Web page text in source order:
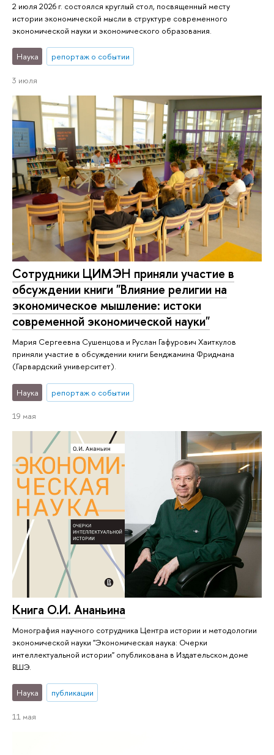
2 июля 2026 г. состоялся круглый стол, посвященный месту
истории экономической мысли в структуре современного
экономической науки и экономического образования.
Наука репортаж о событии
3 июля
Сотрудники ЦИМЭН приняли участие в
обсуждении книги "Влияние религии на
экономическое мышление: истоки
современной экономической науки"
Мария Сергеевна Сушенцова и Руслан Гафурович Хаиткулов
приняли участие в обсуждении книги Бенджамина Фридмана
(Гарвардский университет).
Наука репортаж о событии
19 мая
Книга О.И. Ананьина
Монография научного сотрудника Центра истории и методологии
экономической науки "Экономическая наука: Очерки
интеллектуальной истории" опубликована в Издательском доме
ВШЭ.
Наука публикации
11 мая